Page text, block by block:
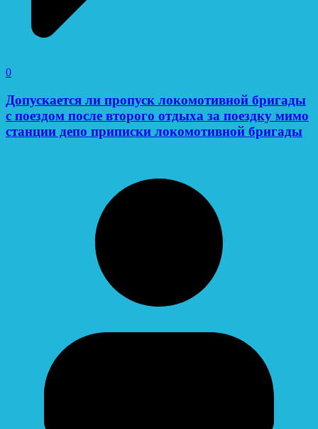
0
Допускается ли пропуск локомотивной бригады
с поездом после второго отдыха за поездку мимо
станции депо приписки локомотивной бригады